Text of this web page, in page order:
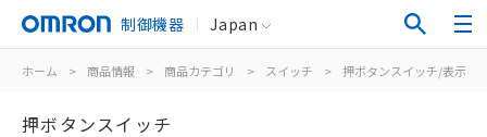
制御機器 Japan
ホーム > 商品情報 > 商品カテゴリ > スイッチ > 押ボタンスイッチ/表示灯
押ボタンスイッチ